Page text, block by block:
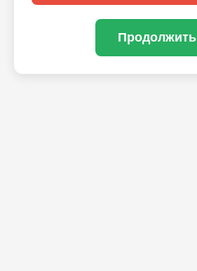
Продолжить